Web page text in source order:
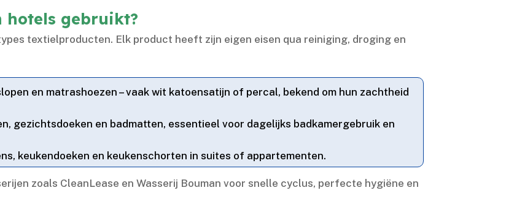
hotels gebruikt?
textielproducten.​ Elk product heeft zijn eigen eisen qua reiniging, droging en
en matrashoezen – vaak wit katoensatijn of percal, bekend om hun zachtheid
gezichtsdoeken en badmatten, essentieel voor dagelijks badkamergebruik en
keukendoeken en keukenschorten in suites of appartementen.​
zoals CleanLease en Wasserij Bouman voor snelle cyclus, perfecte hygiëne en